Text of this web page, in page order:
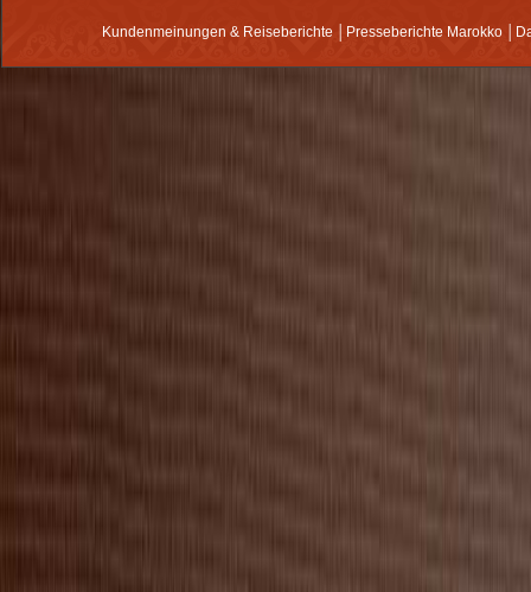
Kundenmeinungen & Reiseberichte Presseberichte Marokko